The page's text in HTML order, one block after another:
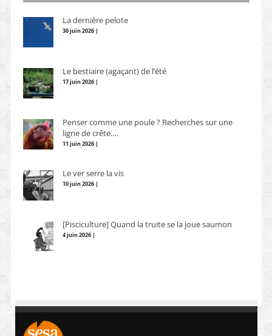
La dernière pelote
30 juin 2026 |
Le bestiaire (agaçant) de l’été
17 juin 2026 |
Penser comme une poule ? Recherches sur une
ligne de crête….
11 juin 2026 |
Le ver serre la vis
10 juin 2026 |
[Pisciculture] Quand la truite se la joue saumon
4 juin 2026 |